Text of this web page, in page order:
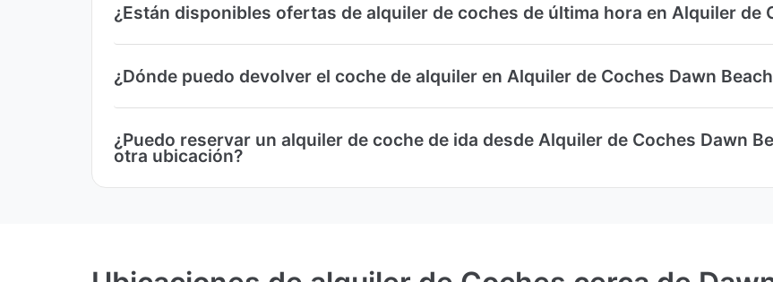
¿Están disponibles ofertas de alquiler de coches de última hora en Alquiler de
¿Dónde puedo devolver el coche de alquiler en Alquiler de Coches Dawn
¿Puedo reservar un alquiler de coche de ida desde Alquiler de Coches Dawn
otra ubicación?